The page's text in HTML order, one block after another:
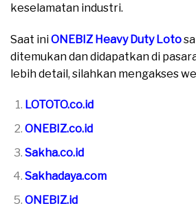
keselamatan industri.
Saat iniONEBIZ Heavy Duty Loto
ditemukan dan didapatkan di
lebih detail, silahkan mengakses
LOTOTO.co.id
ONEBIZ.co.id
Sakha.co.id
Sakhadaya.com
ONEBIZ.id